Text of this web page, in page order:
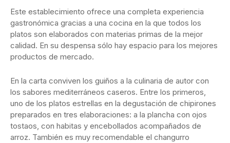
Este establecimiento ofrece una completa experiencia
gastronómica gracias a una cocina en la que todos los
platos son elaborados con materias primas de la mejor
calidad. En su despensa sólo hay espacio para los mejores
productos de mercado.
En la carta conviven los guiños a la culinaria de autor con
los sabores mediterráneos caseros. Entre los primeros,
uno de los platos estrellas en la degustación de chipirones
preparados en tres elaboraciones: a la plancha con ojos
tostaos, con habitas y encebollados acompañados de
arroz. También es muy recomendable el changurro